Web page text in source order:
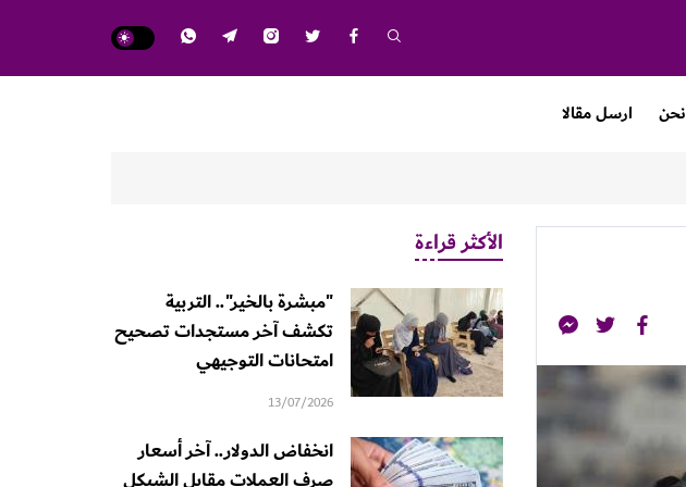
ارسل مقالا
الأكثر قراءة
"مبشرة بالخير".. التربية
تكشف آخر مستجدات تصحيح
امتحانات التوجيهي
13/07/2026
انخفاض الدولار.. آخر أسعار
صرف العملات مقابل الشيكل